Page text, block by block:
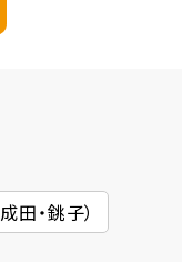
田・銚子）